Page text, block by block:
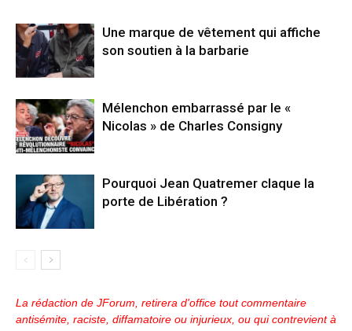
Une marque de vêtement qui affiche
son soutien à la barbarie
Mélenchon embarrassé par le «
Nicolas » de Charles Consigny
Pourquoi Jean Quatremer claque la
porte de Libération ?
La rédaction de JForum, retirera d'office tout commentaire
antisémite, raciste, diffamatoire ou injurieux, ou qui contrevient à